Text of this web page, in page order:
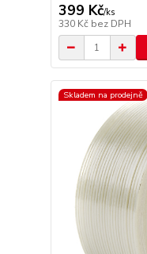
399 Kč/ks
330 Kč bez DPH
Skladem na prodejně